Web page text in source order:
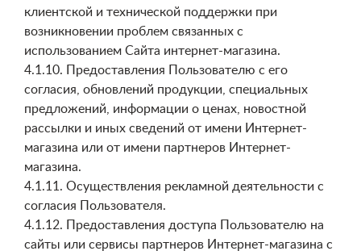
клиентской и технической поддержки при
возникновении проблем связанных с
использованием Сайта интернет-магазина.
4.1.10. Предоставления Пользователю с его
согласия, обновлений продукции, специальных
предложений, информации о ценах, новостной
рассылки и иных сведений от имени Интернет-
магазина или от имени партнеров Интернет-
магазина.
4.1.11. Осуществления рекламной деятельности с
согласия Пользователя.
4.1.12. Предоставления доступа Пользователю на
сайты или сервисы партнеров Интернет-магазина с